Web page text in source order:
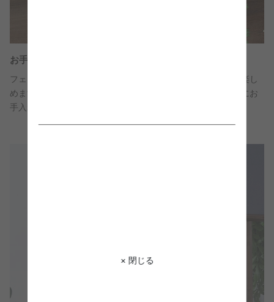
× 閉じる
お手入れカンタン
フェイクグリーンなので水やりなどのお手入れを気にせずに楽し
めます。ときどき乾いたタオルでホコリをはたくだけで簡単にお
手入れできます。